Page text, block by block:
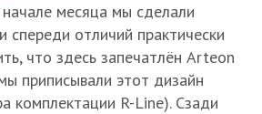
месяца мы сделали
спереди отличий практически
что здесь запечатлён Arteon
приписывали этот дизайн
комплектации R-Line). Сзади